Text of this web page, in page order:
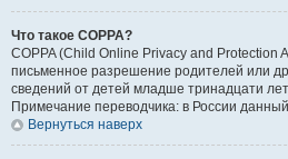
Что такое COPPA?
COPPA (Child Online Privacy and
письменное разрешение родителей или
сведений от детей младше тринадцати
Примечание переводчика: в России
Вернуться наверх